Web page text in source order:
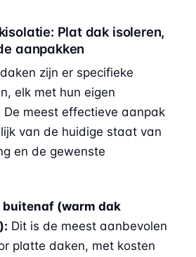
Plat dak isoleren,
aanpakken
zijn er specifieke
elk met hun eigen
De meest effectieve aanpak
van de huidige staat van
en de gewenste
buitenaf (warm dak
Dit is de meest aanbevolen
platte daken, met kosten